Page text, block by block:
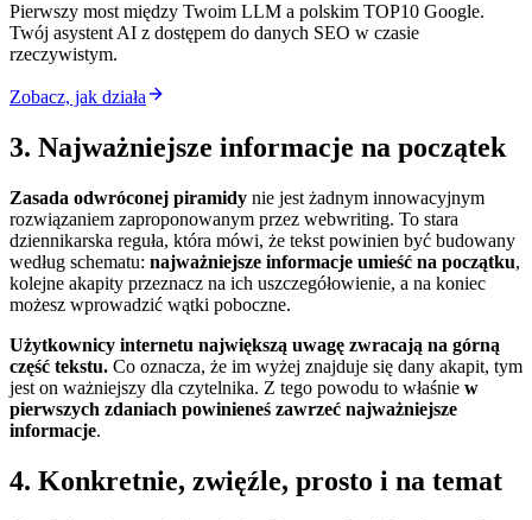
Pierwszy most między Twoim LLM a polskim TOP10 Google.
Twój asystent AI z dostępem do danych SEO w czasie
rzeczywistym.
Zobacz, jak działa
3. Najważniejsze informacje na początek
Zasada odwróconej piramidy nie jest żadnym innowacyjnym
rozwiązaniem zaproponowanym przez webwriting. To stara
dziennikarska reguła, która mówi, że tekst powinien być budowany
według schematu: najważniejsze informacje umieść na początku,
kolejne akapity przeznacz na ich uszczegółowienie, a na koniec
możesz wprowadzić wątki poboczne.
Użytkownicy internetu największą uwagę zwracają na górną
część tekstu. Co oznacza, że im wyżej znajduje się dany akapit, tym
jest on ważniejszy dla czytelnika. Z tego powodu to właśnie w
pierwszych zdaniach powinieneś zawrzeć najważniejsze
informacje.
4. Konkretnie, zwięźle, prosto i na temat